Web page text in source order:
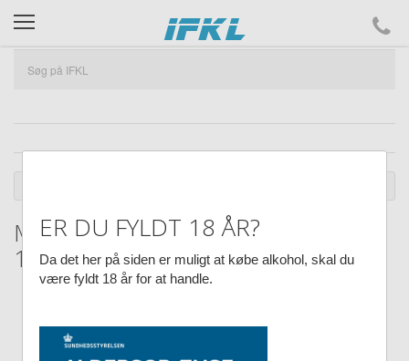
ifkl
Messerschmitt Bf 110F-2, LN+FR,
10 1:72
ER DU FYLDT 18 ÅR?
Da det her på siden er muligt at købe alkohol, skal du
være fyldt 18 år for at handle.